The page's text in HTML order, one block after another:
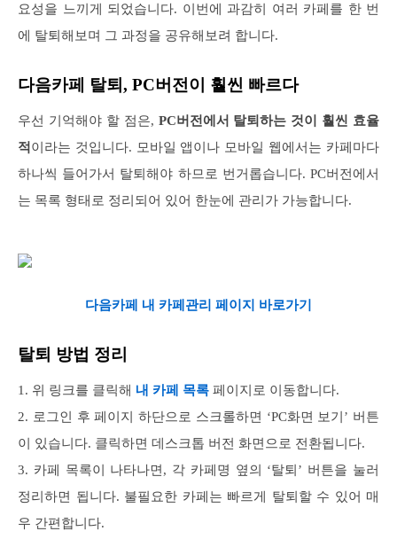
요성을 느끼게 되었습니다. 이번에 과감히 여러 카페를 한 번
에 탈퇴해보며 그 과정을 공유해보려 합니다.
다음카페 탈퇴, PC버전이 훨씬 빠르다
우선 기억해야 할 점은, PC버전에서 탈퇴하는 것이 훨씬 효율
적 이라는 것입니다. 모바일 앱이나 모바일 웹에서는 카페마다
하나씩 들어가서 탈퇴해야 하므로 번거롭습니다. PC버전에서
는 목록 형태로 정리되어 있어 한눈에 관리가 가능합니다.
다음카페 내 카페관리 페이지 바로가기
탈퇴 방법 정리
1. 위 링크를 클릭해 내 카페 목록 페이지로 이동합니다.
2. 로그인 후 페이지 하단으로 스크롤하면 ‘PC화면 보기’ 버튼
이 있습니다. 클릭하면 데스크톱 버전 화면으로 전환됩니다.
3. 카페 목록이 나타나면, 각 카페명 옆의 ‘탈퇴’ 버튼을 눌러
정리하면 됩니다. 불필요한 카페는 빠르게 탈퇴할 수 있어 매
우 간편합니다.